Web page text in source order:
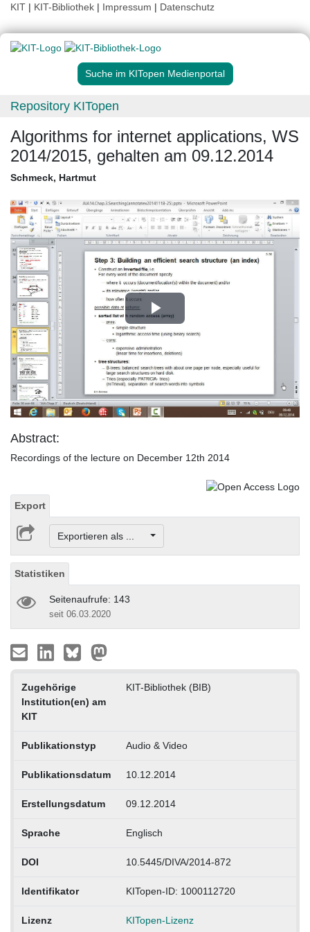
KIT | KIT-Bibliothek | Impressum | Datenschutz
Suche im KITopen Medienportal
Repository KITopen
Algorithms for internet applications, WS
2014/2015, gehalten am 09.12.2014
Schmeck, Hartmut
Play
Video
Abstract:
Recordings of the lecture on December 12th 2014
Export
Exportieren als ...
Statistiken
Seitenaufrufe: 143
seit 06.03.2020
Zugehörige
Institution(en) am
KIT
KIT-Bibliothek (BIB)
Publikationstyp Audio & Video
Publikationsdatum 10.12.2014
Erstellungsdatum 09.12.2014
Sprache Englisch
DOI 10.5445/DIVA/2014-872
Identifikator KITopen-ID: 1000112720
Lizenz KITopen-Lizenz